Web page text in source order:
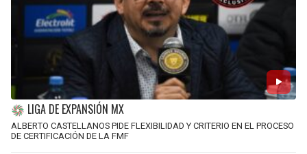
LIGA DE EXPANSIÓN MX
ALBERTO CASTELLANOS PIDE FLEXIBILIDAD Y CRITERIO EN EL PROCESO
DE CERTIFICACIÓN DE LA FMF